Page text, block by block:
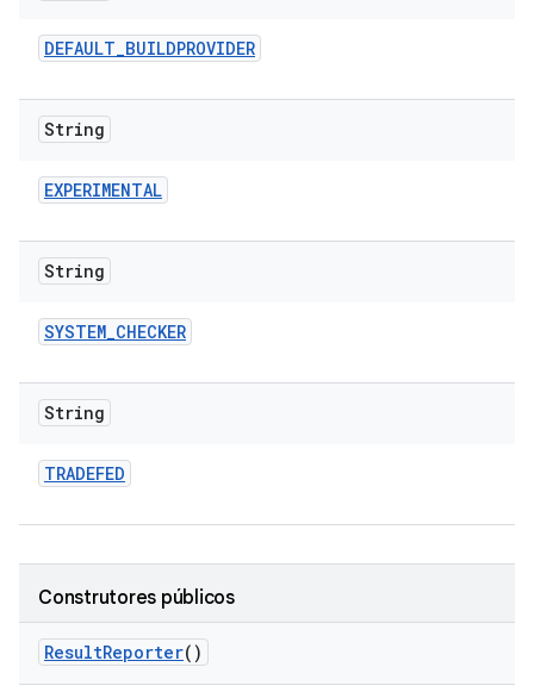
DEFAULT_BUILDPROVIDER
String
EXPERIMENTAL
String
SYSTEM_CHECKER
String
TRADEFED
Construtores públicos
ResultReporter()